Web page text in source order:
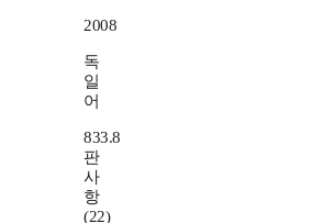
2008
독
일
어
833.8
판
사
항
(22)